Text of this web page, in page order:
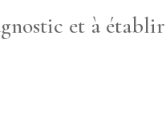
et à